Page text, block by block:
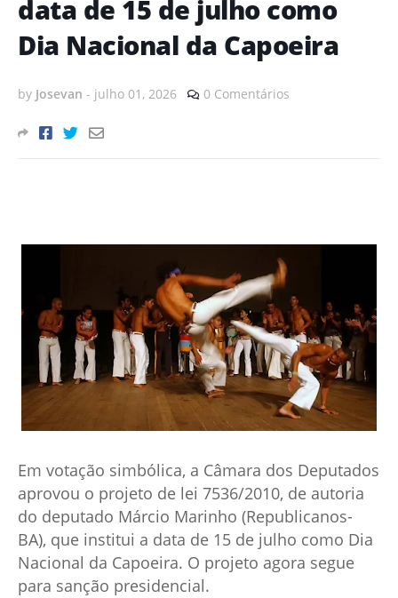
data de 15 de julho como
Dia Nacional da Capoeira
by Josevan - julho 01, 2026 0 Comentários
Em votação simbólica, a Câmara dos Deputados
aprovou o projeto de lei 7536/2010, de autoria
do deputado Márcio Marinho (Republicanos-
BA), que institui a data de 15 de julho como Dia
Nacional da Capoeira. O projeto agora segue
para sanção presidencial.